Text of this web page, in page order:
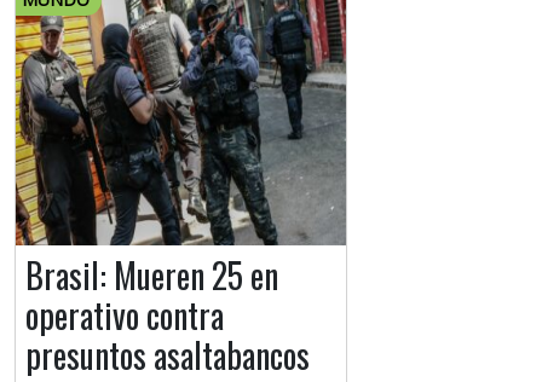
Brasil: Mueren 25 en
operativo contra
presuntos asaltabancos